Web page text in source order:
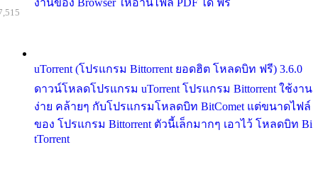
งานของ Browser ให้อ่านไฟล์ PDF ได้ ฟรี
uTorrent (โปรแกรม Bittorrent ยอดฮิต โหลดบิท ฟรี) 3.6.0
ดาวน์โหลดโปรแกรม uTorrent โปรแกรม Bittorrent ใช้งาน
ง่าย คล้ายๆ กับโปรแกรมโหลดบิท BitComet แต่ขนาดไฟล์
ของ โปรแกรม Bittorrent ตัวนี้เล็กมากๆ เอาไว้ โหลดบิท Bi
tTorrent